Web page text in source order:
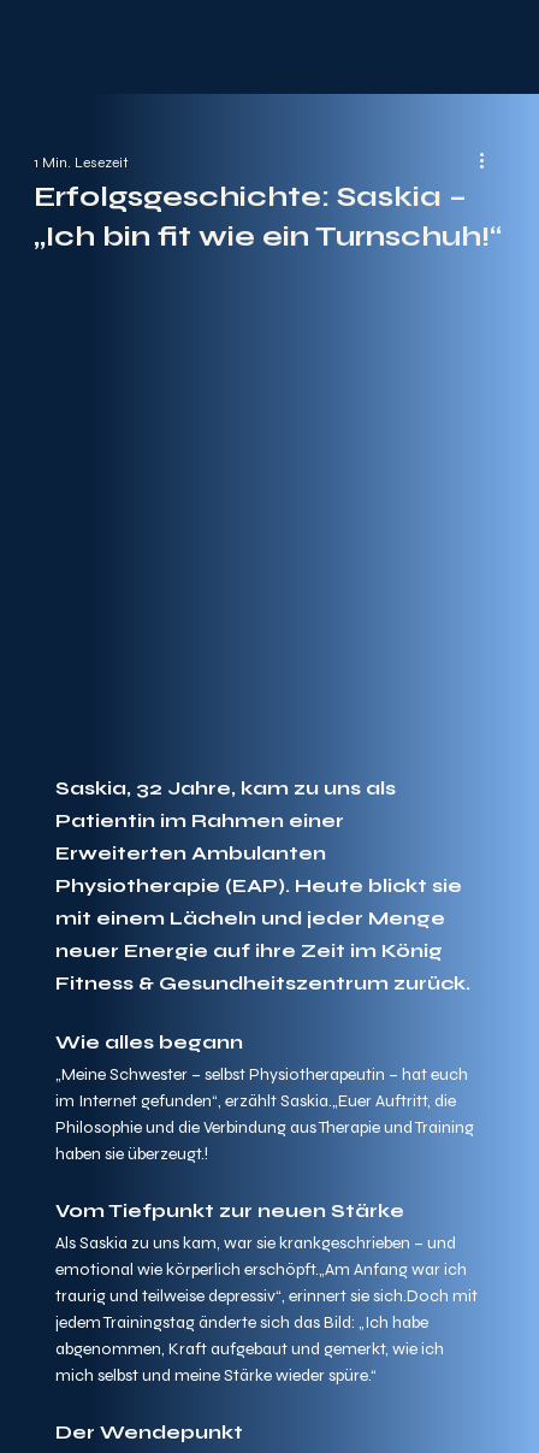
Erfolgsgeschichte: Saskia –
„Ich bin fit wie ein Turnschuh!“
1 Min. Lesezeit
Saskia, 32 Jahre, kam zu uns als
Patientin im Rahmen einer
Erweiterten Ambulanten
Physiotherapie (EAP). Heute blickt sie
mit einem Lächeln und jeder Menge
neuer Energie auf ihre Zeit im König
Fitness & Gesundheitszentrum zurück.
Wie alles begann
„Meine Schwester – selbst Physiotherapeutin – hat euch
im Internet gefunden“, erzählt Saskia.„Euer Auftritt, die
Philosophie und die Verbindung aus Therapie und Training
haben sie überzeugt.!
Vom Tiefpunkt zur neuen Stärke
Als Saskia zu uns kam, war sie krankgeschrieben – und
emotional wie körperlich erschöpft.„Am Anfang war ich
traurig und teilweise depressiv“, erinnert sie sich.Doch mit
jedem Trainingstag änderte sich das Bild: „Ich habe
abgenommen, Kraft aufgebaut und gemerkt, wie ich
mich selbst und meine Stärke wieder spüre.“
Der Wendepunkt